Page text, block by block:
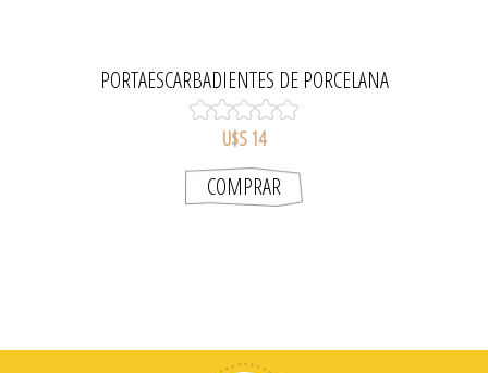
PORTAESCARBADIENTES DE PORCELANA
U$S 14